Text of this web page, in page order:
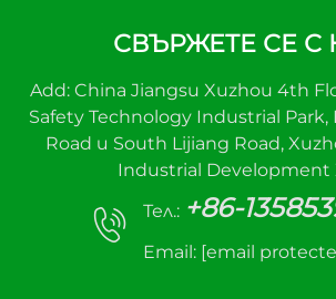
СВЪРЖЕТЕ СЕ С
Add: China Jiangsu Xuzhou 4th
Safety Technology Industrial Park,
Road и South Lijiang Road,
Industrial Development
Тел.: +86-
Email: [email